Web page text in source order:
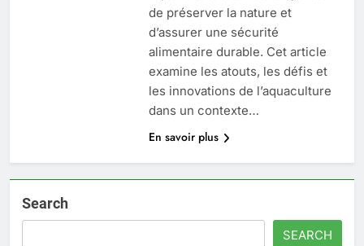
de préserver la nature et
d’assurer une sécurité
alimentaire durable. Cet article
examine les atouts, les défis et
les innovations de l’aquaculture
dans un contexte…
En savoir plus
Search
SEARCH